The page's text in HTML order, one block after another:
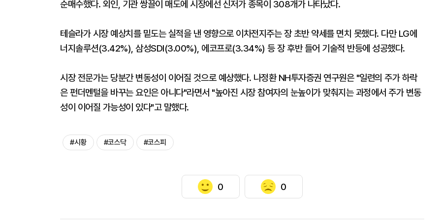
순매수했다. 외인, 기관 쌍끌이 매도에 시장에선 신저가 종목이 308개가 나타났다.
테슬라가 시장 예상치를 밑도는 실적을 낸 영향으로 이차전지주는 장 초반 약세를 면치 못했다. 다만 LG에
너지솔루션(3.42%), 삼성SDI(3.00%), 에코프로(3.34%) 등 장 후반 들어 기술적 반등에 성공했다.
시장 전문가는 당분간 변동성이 이어질 것으로 예상했다. 나정환 NH투자증권 연구원은 "일련의 주가 하락
은 펀더멘털을 바꾸는 요인은 아니다"라면서 "높아진 시장 참여자의 눈높이가 맞춰지는 과정에서 주가 변동
성이 이어질 가능성이 있다"고 말했다.
#시황 #코스닥 #코스피
0 0